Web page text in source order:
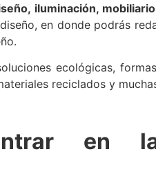
iluminación, mobiliario
en donde podrás
ecológicas,
reciclados y
en